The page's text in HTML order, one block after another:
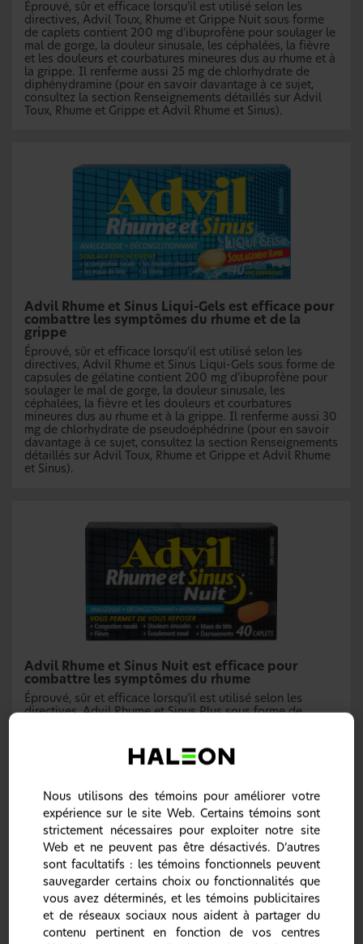
Éprouvé, sûr et efficace lorsqu’il est utilisé selon les
directives, Advil Toux, Rhume et Grippe Nuit sous forme
de caplets contient 200 mg d’ibuprofène pour soulager le
mal de gorge, la douleur sinusale, les céphalées, la fièvre
et les douleurs et courbatures mineures dus au rhume et à
la grippe. Il renferme aussi 25 mg de chlorhydrate de
diphénydramine (pour en savoir davantage à ce sujet,
consultez la section Renseignements détaillés sur Advil
Toux, Rhume et Grippe et Advil Rhume et Sinus).
Advil Rhume et Sinus Liqui-Gels est efficace pour
combattre les symptômes du rhume et de la
grippe
Éprouvé, sûr et efficace lorsqu’il est utilisé selon les
directives, Advil Rhume et Sinus Liqui-Gels sous forme de
capsules de gélatine contient 200 mg d’ibuprofène pour
soulager le mal de gorge, la douleur sinusale, les
céphalées, la fièvre et les douleurs et courbatures
mineures dus au rhume et à la grippe. Il renferme aussi 30
mg de chlorhydrate de pseudoéphédrine (pour en savoir
davantage à ce sujet, consultez la section Renseignements
détaillés sur Advil Toux, Rhume et Grippe et Advil Rhume
et Sinus).
Advil Rhume et Sinus Nuit est efficace pour
combattre les symptômes du rhume
Éprouvé, sûr et efficace lorsqu’il est utilisé selon les
directives, Advil Rhume et Sinus Plus sous forme de
et les douleurs et courbatures mineures dus au rhume et à
la grippe. Il renferme aussi 30 mg de chlorhydrate de
(pour en savoir davantage à ce sujet, consultez la section
Renseignements détaillés sur Advil Toux, Rhume et Grippe
et Advil Rhume et Sinus).
Nous utilisons des témoins pour améliorer votre
expérience sur le site Web. Certains témoins sont
strictement nécessaires pour exploiter notre site
Web et ne peuvent pas être désactivés. D’autres
sont facultatifs : les témoins fonctionnels peuvent
sauvegarder certains choix ou fonctionnalités que
vous avez déterminés, et les témoins publicitaires
et de réseaux sociaux nous aident à partager du
contenu pertinent en fonction de vos centres